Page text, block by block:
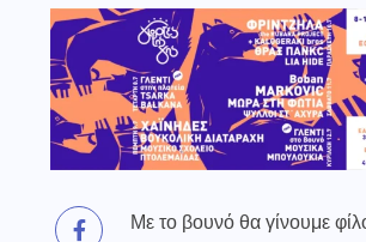
Με το βουνό θα γίνουμε